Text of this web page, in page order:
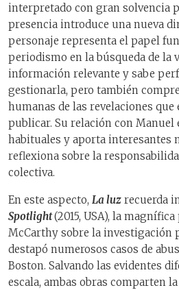
interpretado con gran solvencia
presencia introduce una nueva
personaje representa el papel
periodismo en la búsqueda de la
información relevante y sabe
gestionarla, pero también
humanas de las revelaciones que
publicar. Su relación con Manuel
habituales y aporta interesantes
reflexiona sobre la
colectiva.
En este aspecto, La luz recuerda
Spotlight(2015, USA), la
McCarthy sobre la investigación
destapó numerosos casos de
Boston. Salvando las evidentes
escala, ambas obras comparten